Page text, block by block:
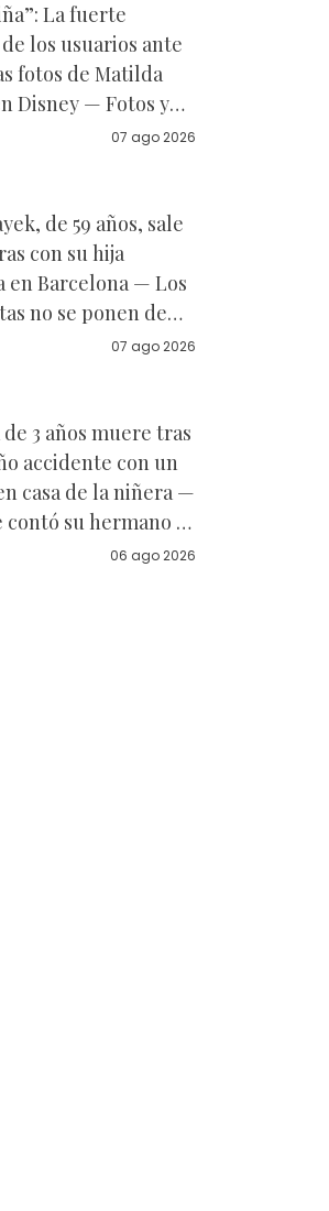
La fuerte
los usuarios ante
fotos de Matilda
Disney — Fotos y
07 ago 2026
de 59 años, sale
con su hija
en Barcelona — Los
no se ponen de
a quién se07 ago 2026
3 años muere tras
accidente con un
casa de la niñera —
contó su hermano a
06 ago 2026